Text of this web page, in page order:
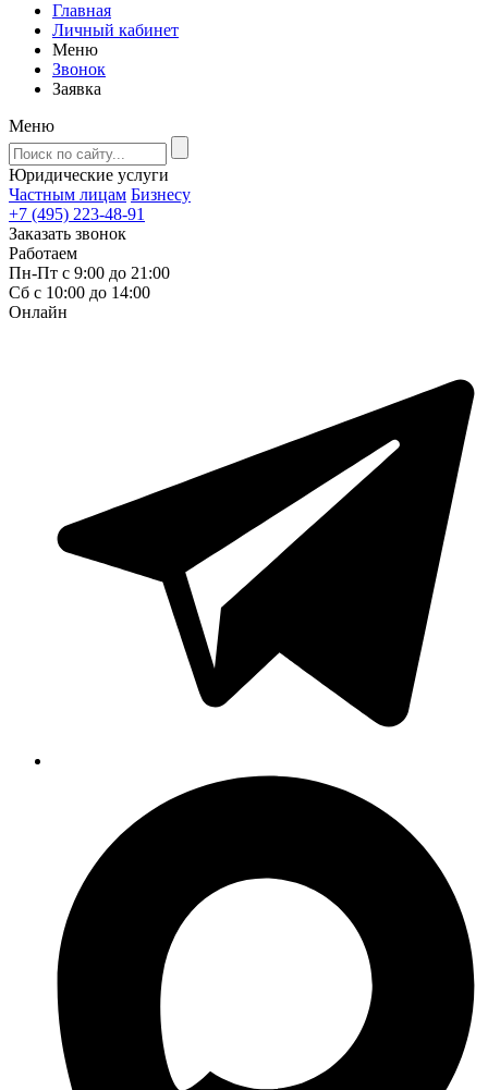
Главная
Личный кабинет
Меню
Звонок
Заявка
Меню
Юридические услуги
Частным лицам Бизнесу
+7 (495) 223-48-91
Заказать звонок
Работаем
Пн-Пт с 9:00 до 21:00
Сб с 10:00 до 14:00
Онлайн